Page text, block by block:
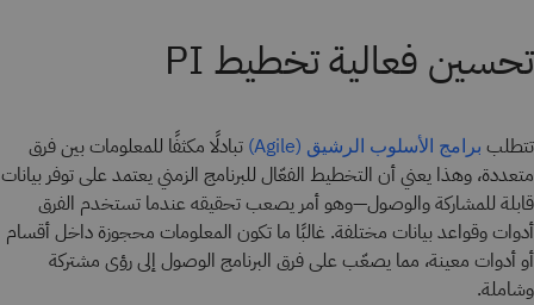
تحسين فعالية تخطيط PI
تتطلب برامج الأسلوب الرشيق (Agile)
تبادلًا مكثفًا للمعلومات بين فرق
متعددة، وهذا يعني أن التخطيط الفعّال للبرنامج الزمني يعتمد على توفر بيانات
قابلة للمشاركة والوصول—وهو أمر يصعب تحقيقه عندما تستخدم الفرق
أدوات وقواعد بيانات مختلفة. غالبًا ما تكون المعلومات محجوزة داخل أقسام
أو أدوات معينة، مما يصعّب على فرق البرنامج الوصول إلى رؤى مشتركة
وشاملة.